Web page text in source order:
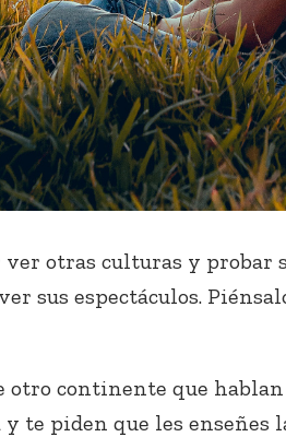
otras culturas y probar
sus espectáculos.
otro continente que
piden que les enseñes